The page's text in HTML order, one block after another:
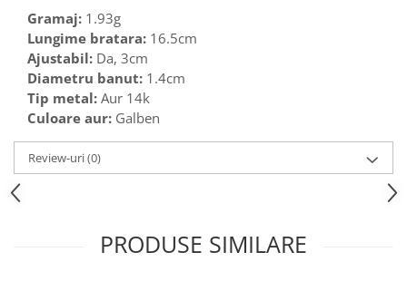
Gramaj: 1.93g
Lungime bratara: 16.5cm
Ajustabil: Da, 3cm
Diametru banut: 1.4cm
Tip metal: Aur 14k
Culoare aur: Galben
Review-uri(0)
PRODUSE SIMILARE